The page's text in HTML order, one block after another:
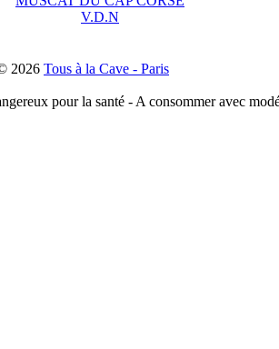
V.D.N
2026 Tous à la Cave - Paris
pour la santé - A consommer avec